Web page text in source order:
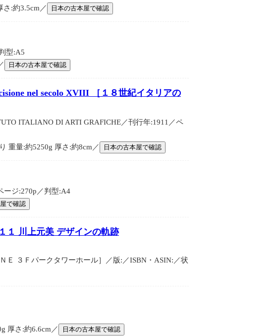
さ:約3.5cm／
日本の古本屋で確認
型:A5
日本の古本屋で確認
nel secolo XVIII ［１８世紀イタリアの
ITALIANO DI ARTI GRAFICHE／刊行年:1911／ペ
重量:約5250g 厚さ:約8cm／
日本の古本屋で確認
ージ:270p／判型:A4
で確認
１ 川上元美 デザインの軌跡
Ｅ ３Ｆパークタワーホール］／版:／ISBN・ASIN:／状
厚さ:約6.6cm／
日本の古本屋で確認